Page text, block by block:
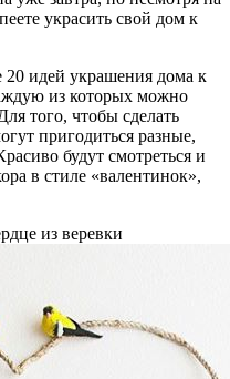
украсить свой дом к
идей украшения дома к
из которых можно
того, чтобы сделать
пригодиться разные,
будут смотреться и
в стиле «валентинок»,
из веревки